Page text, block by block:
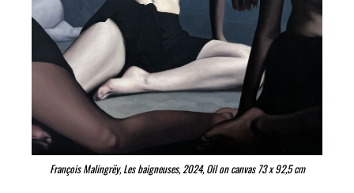
François Malingrëy, Les baigneuses, 2024, Oil on canvas 73 x 92,5 cm